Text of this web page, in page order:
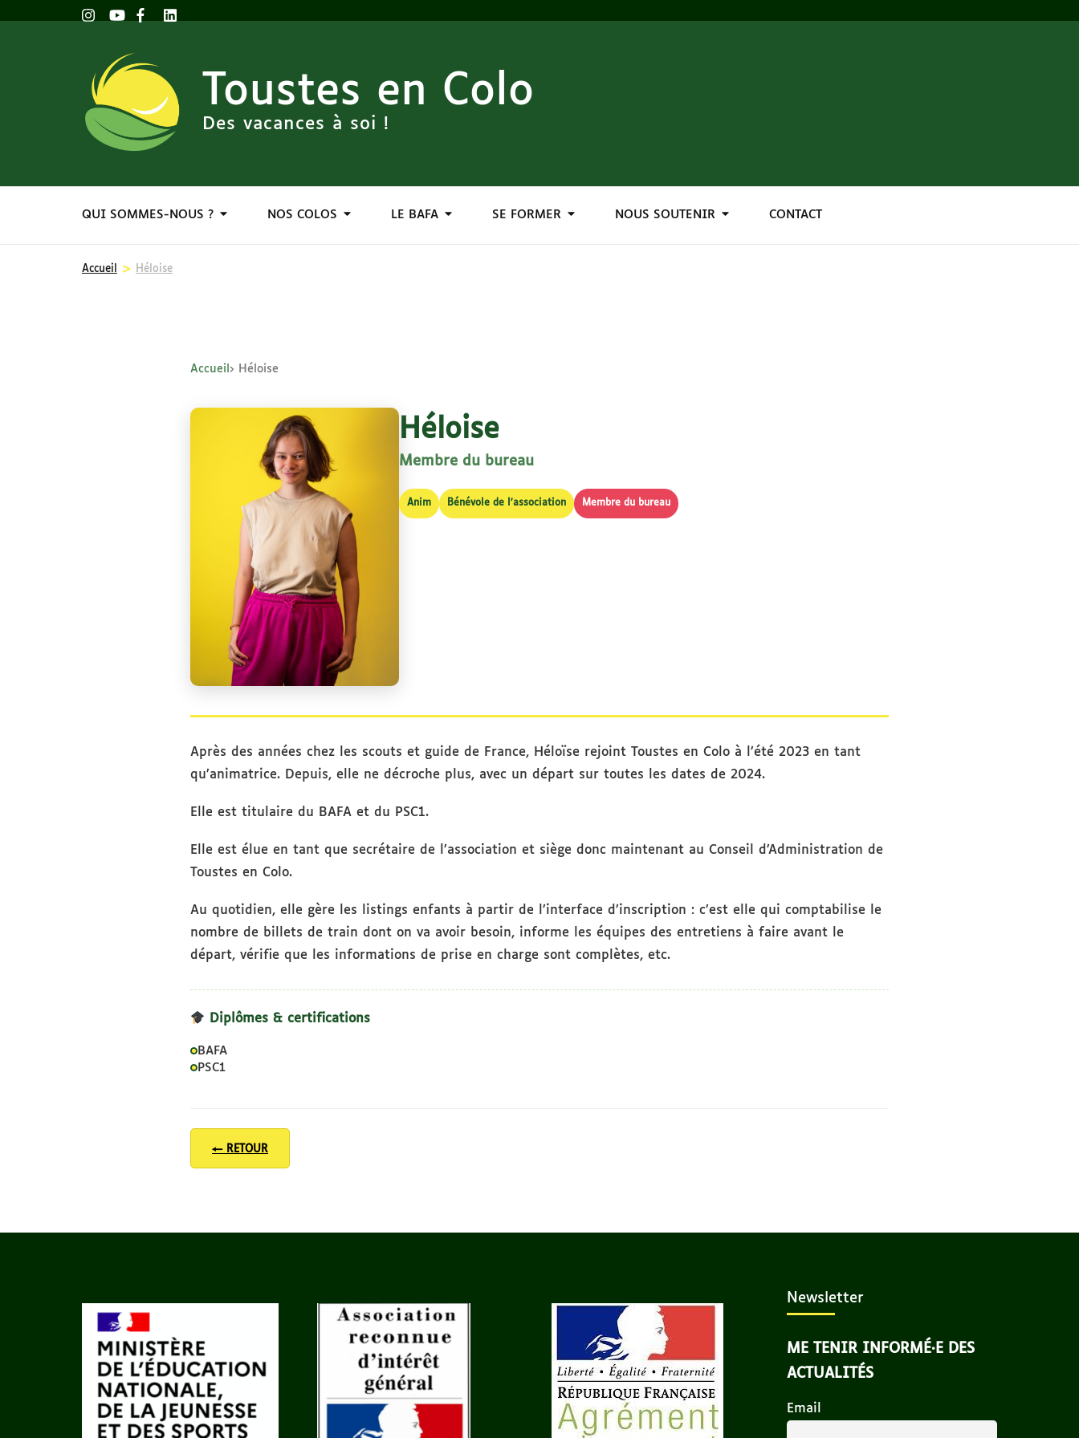
Toustes en Colo
Des vacances à soi !
QUI SOMMES-NOUS ? NOS COLOS LE BAFA SE FORMER NOUS SOUTENIR CONTACT
Accueil > Héloise
Accueil Héloise
Héloise
Membre du bureau
Anim Bénévole de l'association Membre du bureau
Après des années chez les scouts et guide de France, Héloïse rejoint Toustes en Colo à l’été 2023 en tant
qu’animatrice. Depuis, elle ne décroche plus, avec un départ sur toutes les dates de 2024.
Elle est titulaire du BAFA et du PSC1.
Elle est élue en tant que secrétaire de l’association et siège donc maintenant au Conseil d’Administration de
Toustes en Colo.
Au quotidien, elle gère les listings enfants à partir de l’interface d’inscription : c’est elle qui comptabilise le
nombre de billets de train dont on va avoir besoin, informe les équipes des entretiens à faire avant le
départ, vérifie que les informations de prise en charge sont complètes, etc.
Diplômes & certifications
BAFA
PSC1
← RETOUR
Newsletter
ME TENIR INFORMÉ·E DES
ACTUALITÉS
Email